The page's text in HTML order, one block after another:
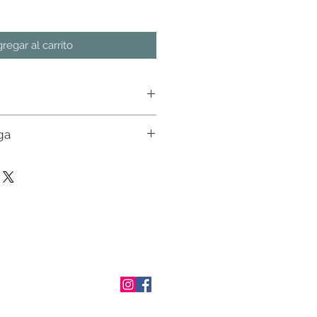
al carrito
con nuestros ejecutivos. Env�o a